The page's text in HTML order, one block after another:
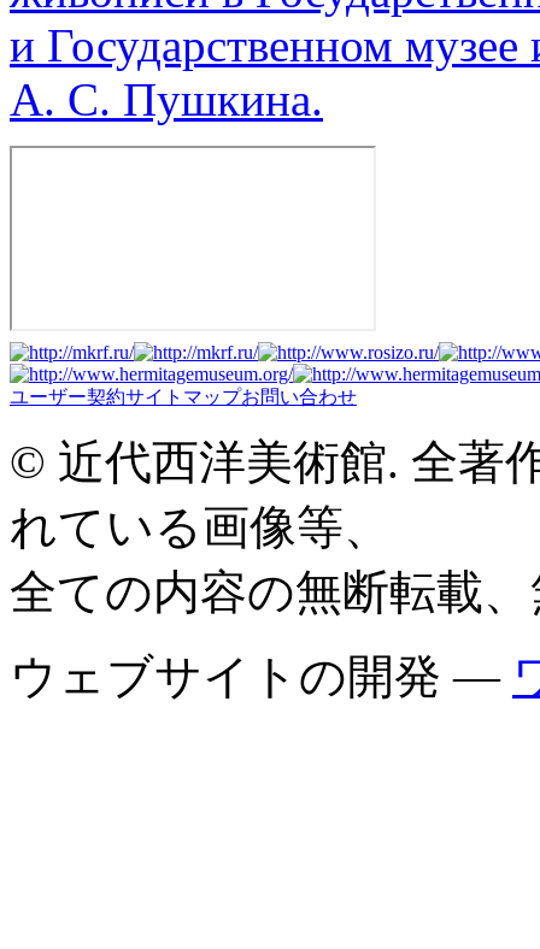
и Государственном
А. С. Пушкина.
ユーザー契約サイトマップお問い合わせ
© 近代西洋美術館. 全著
れている画像等、
全ての内容の無断転載
ウェブサイトの開発 —